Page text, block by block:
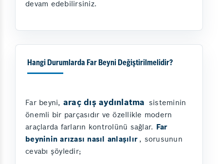
devam edebilirsiniz.
Hangi Durumlarda Far Beyni Değiştirilmelidir?
Far beyni, araç dış aydınlatma sisteminin
önemli bir parçasıdır ve özellikle modern
araçlarda farların kontrolünü sağlar. Far
beyninin arızası nasıl anlaşılır , sorusunun
cevabı şöyledir;